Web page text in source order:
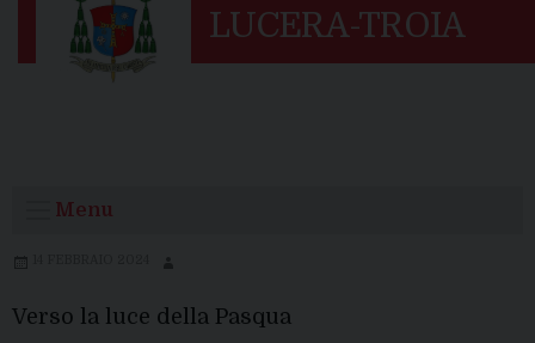
Menu
Verso la luce della Pasqua